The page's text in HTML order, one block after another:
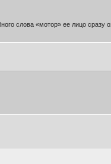
слова «мотор» ее лицо сразу